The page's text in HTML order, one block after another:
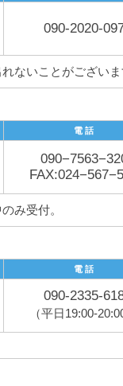
090-2020-
ないことがござい
電 話
み受付。
電 話
090-2335-
（平日19:00-